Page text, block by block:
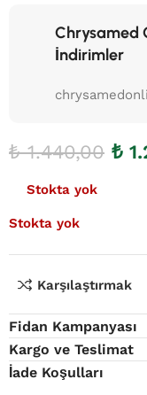
Chrysamed
İndirimler
₺1.440,00 ₺
Stokta yok
Stokta yok
Karşılaştırmak
Fidan Kampanyası
Kargo ve Teslimat
İade Koşulları